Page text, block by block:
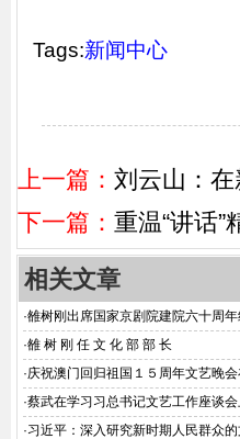
Tags:新闻中心
上一篇： 刘云山：
下一篇： 重温“讲话”
相关文章
·雒树刚出席国家京剧院建院六十周
·雒 树 刚 任 文 化 部 部 长
·庆祝澳门回归祖国１５周年文艺晚
·蔡武在学习习总书记文艺工作座谈
·习近平：深入研究新时期人民群众